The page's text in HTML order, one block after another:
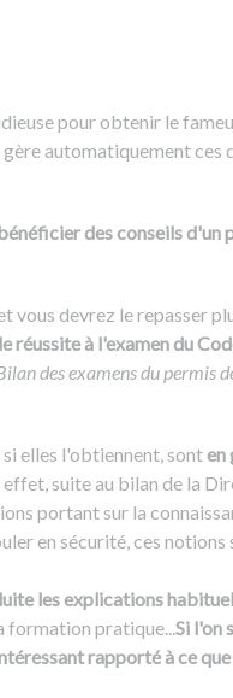
pour obtenir le
automatiquement ces
des conseils d'un
vous devrez le repasser
réussite à l'examen du
des examens du permis
si elles l'obtiennent, sonten
suite au bilan de la
portant sur la
en sécurité, ces notions
les explications
formation pratique...Si l'on
rapporté à ce